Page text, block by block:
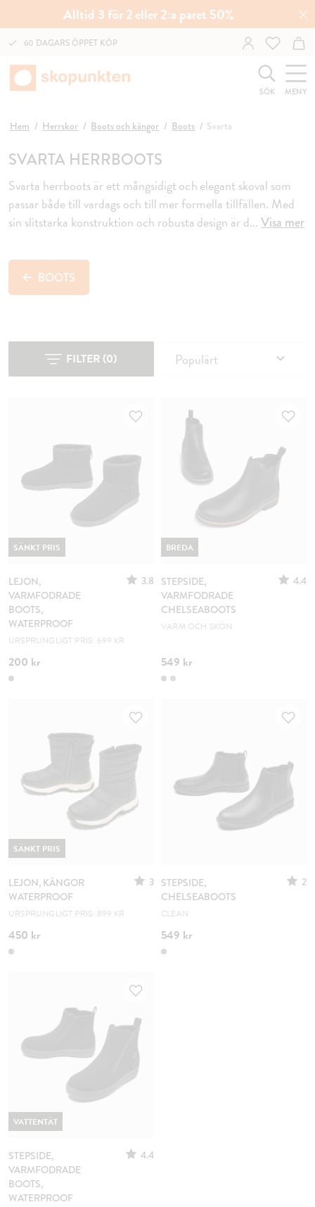
Alltid 3 för 2 eller 2:a paret 50%
60 DAGARS ÖPPET KÖP
SÖK MENY
Hem Herrskor Boots och kängor Boots Svarta
SVARTA HERRBOOTS
Svarta herrboots är ett mångsidigt och elegant skoval som
passar både till vardags och till mer formella tillfällen. Med
sin slitstarka konstruktion och robusta design är d...Visa mer
BOOTS
FILTER (0) Populärt
LEJON,
VARMFODRADE
BOOTS,
WATERPROOF
3.8
URSPRUNGLIGT PRIS: 699 KR
200 kr
SÄNKT PRIS
STEPSIDE,
VARMFODRADE
CHELSEABOOTS
4.4
VARM OCH SKÖN
549 kr
BREDA
LEJON, KÄNGOR
WATERPROOF
3
URSPRUNGLIGT PRIS: 899 KR
450 kr
SÄNKT PRIS
STEPSIDE,
CHELSEABOOTS
2
CLEAN
549 kr
STEPSIDE,
VARMFODRADE
BOOTS,
WATERPROOF
4.4
VATTENTÄT